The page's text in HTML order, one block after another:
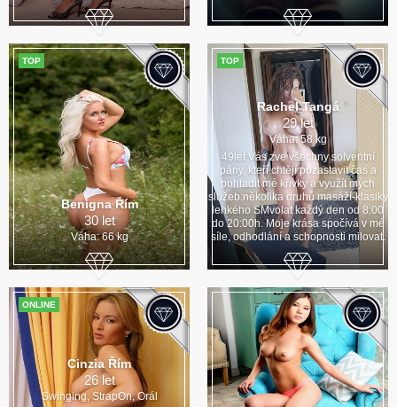
TOP
Benigna Řím
30 let
Váha: 66 kg
TOP
Rachel Tangá
29 let
Váha: 58 kg
49let Vás zve všechny solventní
pány, kteří chtějí pozastavit čas a
pohladit mé křivky a využít mých
služeb:několika druhů masáží-klasiky
lehkého SMvolat každý den od 8:00
do 20:00h. Moje krása spočívá v mé
síle, odhodlání a schopnosti milovat.
ONLINE
Cinzia Řím
26 let
Swinging, StrapOn, Orál